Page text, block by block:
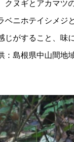
ヌギとアカマ
ニホテイシメ
がすること、味
島根県中山間地